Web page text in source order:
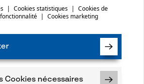
| Cookies statistiques |
Cookies de
| Cookies marketing
Cookies nécessaires